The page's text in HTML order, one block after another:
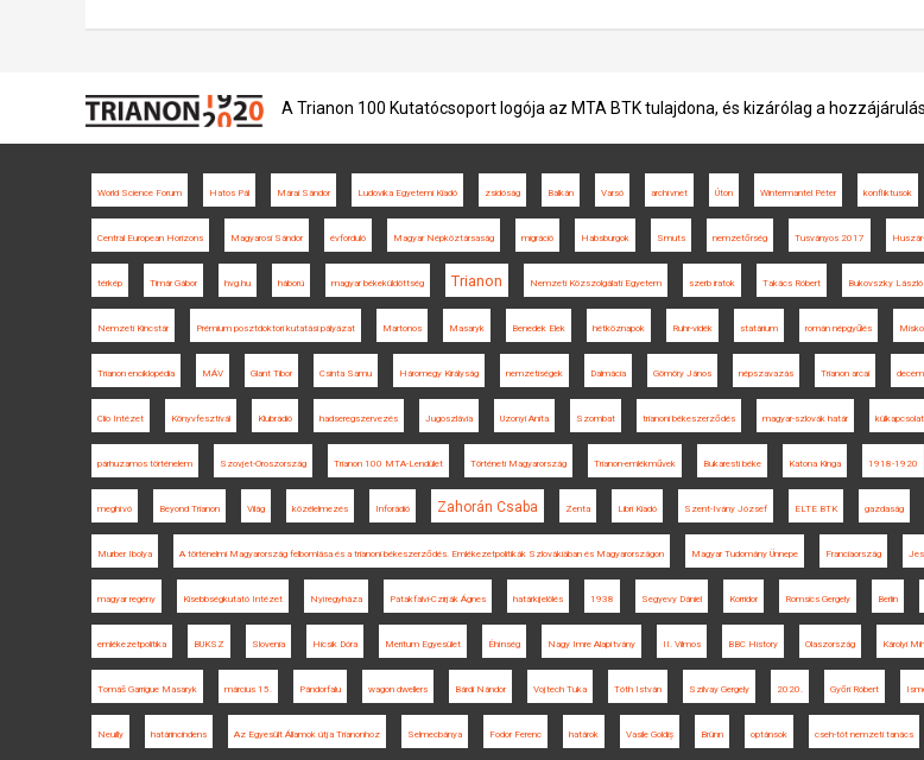
A Trianon 100 Kutatócsoport logója az MTA BTK tulajdona, és kizárólag a
World Science Forum Hatos Pál Márai Sándor Ludovika Egyetemi Kiadó zsidóság Balkán Varsó archívnet Úton Wintermantel Péter konfliktusok
Central European Horizons Magyarosi Sándor évforduló Magyar Népköztársaság migráció Habsburgok Smuts nemzetőrség Tusványos 2017
térkép Timár Gábor hvg.hu háború magyar békeküldöttség Trianon Nemzeti Közszolgálati Egyetem szerb iratok Takács Róbert Bukovszky László
Nemzeti Kincstár Prémium posztdoktori kutatási pályázat Martonos Masaryk Benedek Elek hétköznapok Ruhr-vidék statárium román népgyűlés
Trianon enciklopédia MÁV Glant Tibor Csinta Samu Háromegy Királyság nemzetiségek Dalmácia Gömöry János népszavazás Trianon arcai
Clio Intézet Könyvfesztivál Klubrádió hadseregszervezés Jugoszlávia Uzonyi Anita Szombat trianoni békeszerződés magyar-szlovák határ
párhuzamos történelem Szovjet-Oroszország Trianon 100 MTA-Lendület Történeti Magyarország Trianon-emlékművek Bukaresti béke Katona Kinga 1918-1920
meghívó Beyond Trianon Világ közélelmezés Inforádió Zahorán Csaba Zenta Libri Kiadó Szent-Ivány József ELTE BTK gazdaság
Murber Ibolya A történelmi Magyarország felbomlása és a trianoni békeszerződés. Emlékezetpolitikák Szlovákiában és Magyarországon Magyar Tudomány Ünnepe Franciaország
magyar regény Kisebbségkutató Intézet Nyíregyháza Patakfalvi-Czirják Ágnes határkijelölés 1938 Segyevy Dániel Korridor Romsics Gergely Berlin
emlékezetpolitika BUKSZ Slovenia Hicsik Dóra Meritum Egyesület Éhínség Nagy Imre Alapítvány II. Vilmos BBC History Olaszország Károlyi
Tomáš Garrigue Masaryk március 15. Pándorfalu wagon dwellers Bárdi Nándor Vojtech Tuka Tóth István Szilvay Gergely 2020. Győri Róbert
Neuilly határincindens Az Egyesült Államok útja Trianonhoz Selmecbánya Fodor Ferenc határok Vasile Goldiș Brünn optánsok cseh-tót nemzeti tanács